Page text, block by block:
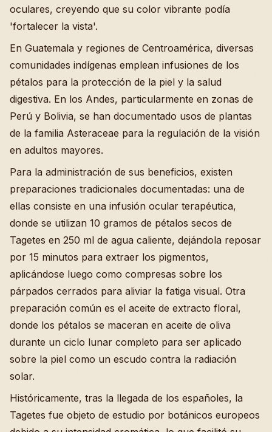
oculares, creyendo que su color vibrante podía
'fortalecer la vista'.
En Guatemala y regiones de Centroamérica, diversas
comunidades indígenas emplean infusiones de los
pétalos para la protección de la piel y la salud
digestiva. En los Andes, particularmente en zonas de
Perú y Bolivia, se han documentado usos de plantas
de la familia Asteraceae para la regulación de la visión
en adultos mayores.
Para la administración de sus beneficios, existen
preparaciones tradicionales documentadas: una de
ellas consiste en una infusión ocular terapéutica,
donde se utilizan 10 gramos de pétalos secos de
Tagetes en 250 ml de agua caliente, dejándola reposar
por 15 minutos para extraer los pigmentos,
aplicándose luego como compresas sobre los
párpados cerrados para aliviar la fatiga visual. Otra
preparación común es el aceite de extracto floral,
donde los pétalos se maceran en aceite de oliva
durante un ciclo lunar completo para ser aplicado
sobre la piel como un escudo contra la radiación
solar.
Históricamente, tras la llegada de los españoles, la
Tagetes fue objeto de estudio por botánicos europeos